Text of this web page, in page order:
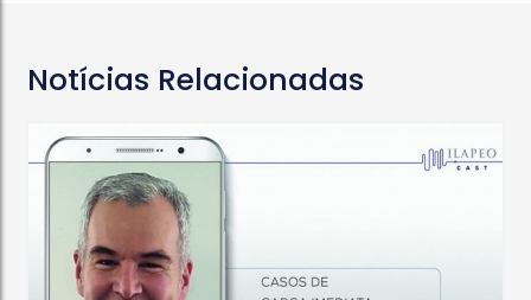
Notícias Relacionadas